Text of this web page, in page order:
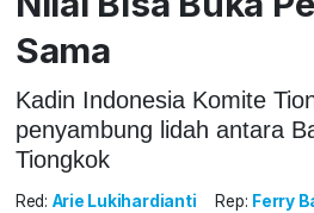
Sama
Kadin Indonesia Komite
penyambung lidah antara
Tiongkok
Red: Arie Lukihardianti Rep: Ferry